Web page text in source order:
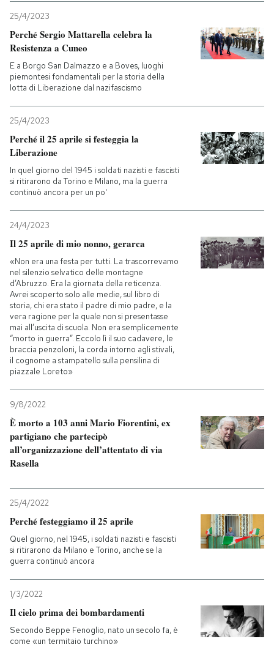
25/4/2023
Perché Sergio Mattarella celebra la
Resistenza a Cuneo
E a Borgo San Dalmazzo e a Boves, luoghi
piemontesi fondamentali per la storia della
lotta di Liberazione dal nazifascismo
25/4/2023
Perché il 25 aprile si festeggia la
Liberazione
In quel giorno del 1945 i soldati nazisti e fascisti
si ritirarono da Torino e Milano, ma la guerra
continuò ancora per un po'
24/4/2023
Il 25 aprile di mio nonno, gerarca
«Non era una festa per tutti. La trascorrevamo
nel silenzio selvatico delle montagne
d’Abruzzo. Era la giornata della reticenza.
Avrei scoperto solo alle medie, sul libro di
storia, chi era stato il padre di mio padre, e la
vera ragione per la quale non si presentasse
mai all’uscita di scuola. Non era semplicemente
“morto in guerra”. Eccolo lì il suo cadavere, le
braccia penzoloni, la corda intorno agli stivali,
il cognome a stampatello sulla pensilina di
piazzale Loreto»
9/8/2022
È morto a 103 anni Mario Fiorentini, ex
partigiano che partecipò
all’organizzazione dell’attentato di via
Rasella
25/4/2022
Perché festeggiamo il 25 aprile
Quel giorno, nel 1945, i soldati nazisti e fascisti
si ritirarono da Milano e Torino, anche se la
guerra continuò ancora
1/3/2022
Il cielo prima dei bombardamenti
Secondo Beppe Fenoglio, nato un secolo fa, è
come «un termitaio turchino»